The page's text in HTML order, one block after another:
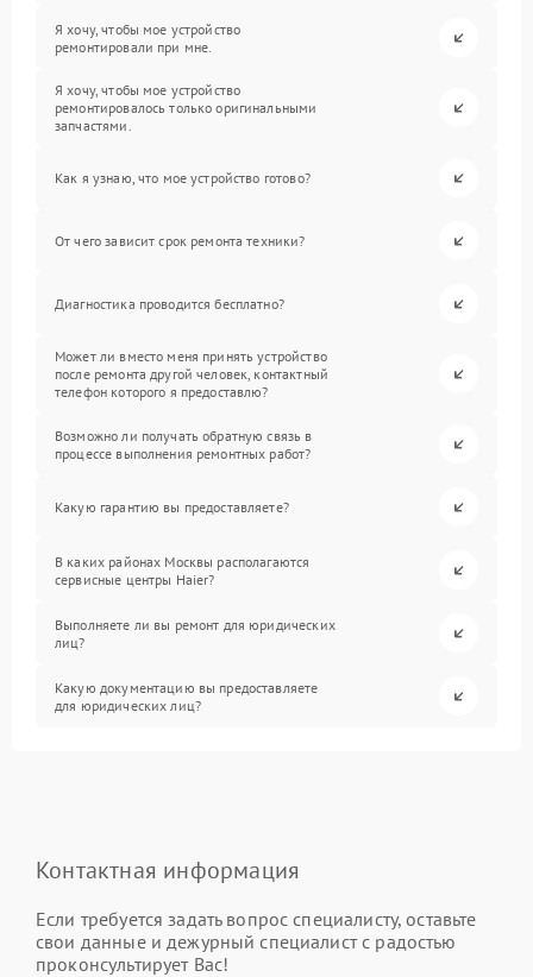
Я хочу, чтобы мое устройство
ремонтировали при мне.
Я хочу, чтобы мое устройство
ремонтировалось только оригинальными
запчастями.
Как я узнаю, что мое устройство готово?
От чего зависит срок ремонта техники?
Диагностика проводится бесплатно?
Может ли вместо меня принять устройство
после ремонта другой человек, контактный
телефон которого я предоставлю?
Возможно ли получать обратную связь в
процессе выполнения ремонтных работ?
Какую гарантию вы предоставляете?
В каких районах Москвы располагаются
сервисные центры Haier?
Выполняете ли вы ремонт для юридических
лиц?
Какую документацию вы предоставляете
для юридических лиц?
Контактная информация
Если требуется задать вопрос специалисту, оставьте
свои данные и дежурный специалист с радостью
проконсультирует Вас!